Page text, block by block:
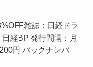
雑誌：日経ドラ
経BP 発行間隔：月
円 バックナンバ